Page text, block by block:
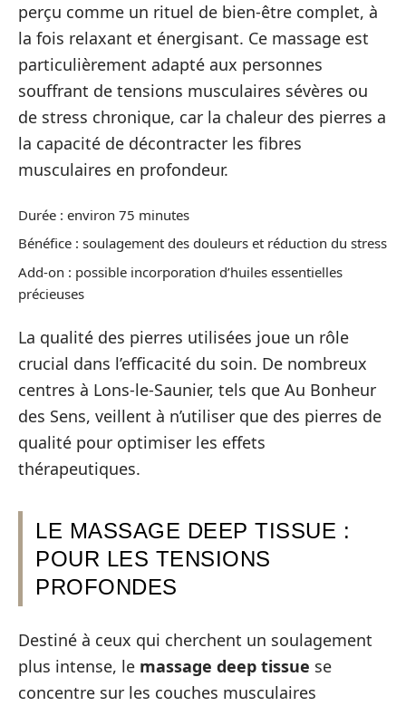
perçu comme un rituel de bien-être complet, à
la fois relaxant et énergisant. Ce massage est
particulièrement adapté aux personnes
souffrant de tensions musculaires sévères ou
de stress chronique, car la chaleur des pierres a
la capacité de décontracter les fibres
musculaires en profondeur.
Durée : environ 75 minutes
Bénéfice : soulagement des douleurs et réduction du stress
Add-on : possible incorporation d’huiles essentielles
précieuses
La qualité des pierres utilisées joue un rôle
crucial dans l’efficacité du soin. De nombreux
centres à Lons-le-Saunier, tels que Au Bonheur
des Sens, veillent à n’utiliser que des pierres de
qualité pour optimiser les effets
thérapeutiques.
LE MASSAGE DEEP TISSUE :
POUR LES TENSIONS
PROFONDES
Destiné à ceux qui cherchent un soulagement
plus intense, le massage deep tissue se
concentre sur les couches musculaires